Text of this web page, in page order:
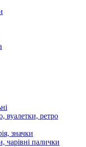
вуалетки, ретро
значки
чарівні палички